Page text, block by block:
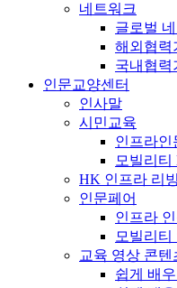
네트워크
글로벌
해외협력
국내협력
인문교양센터
인사말
시민교육
인프라인
모빌리티
HK 인프라 리
인문페어
인프라
모빌리티
교육 영상 콘텐
쉽게 배